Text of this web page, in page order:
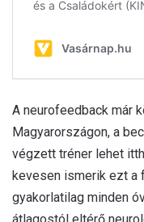
A neurofeedback már
Magyarországon, a
végzett tréner lehet
kevesen ismerik ezt
gyakorlatilag minden